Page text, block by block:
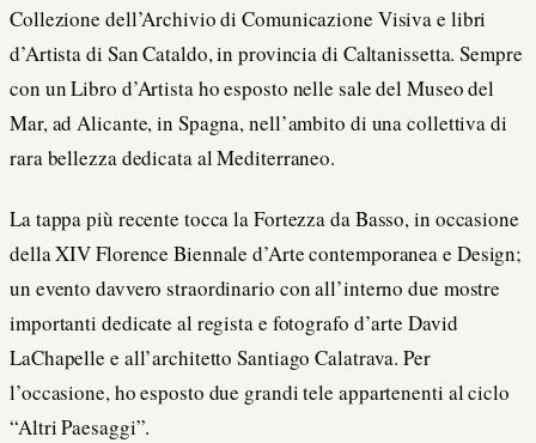
Collezione dell’Archivio di Comunicazione Visiva e libri
d’Artista di San Cataldo, in provincia di Caltanissetta. Sempre
con un Libro d’Artista ho esposto nelle sale del Museo del
Mar, ad Alicante, in Spagna, nell’ambito di una collettiva di
rara bellezza dedicata al Mediterraneo.
La tappa più recente tocca la Fortezza da Basso, in occasione
della XIV Florence Biennale d’Arte contemporanea e Design;
un evento davvero straordinario con all’interno due mostre
importanti dedicate al regista e fotografo d’arte David
LaChapelle e all’architetto Santiago Calatrava. Per
l’occasione, ho esposto due grandi tele appartenenti al ciclo
“Altri Paesaggi”.